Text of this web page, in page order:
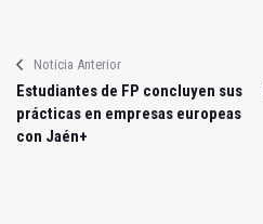
Noticia Anterior
Estudiantes de FP concluyen sus
prácticas en empresas europeas
con Jaén+